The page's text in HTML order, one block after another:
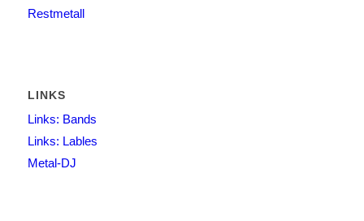
Restmetall
LINKS
Links: Bands
Links: Lables
Metal-DJ